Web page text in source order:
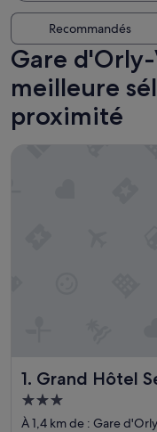
Recommandés
Gare
meilleure
proximité
1. Grand Hôtel
Grand Hôtel Senia
Hébergement
3.0 étoiles
À 1,4 km de : Gare